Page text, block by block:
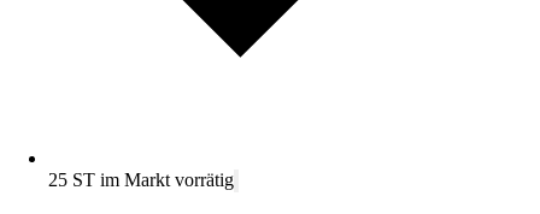
25 ST im Markt vorrätig